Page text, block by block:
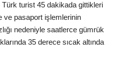
turist 45 dakikada gittikleri
ve pasaport işlemlerinin
nedeniyle saatlerce gümrük
35 derece sıcak altında